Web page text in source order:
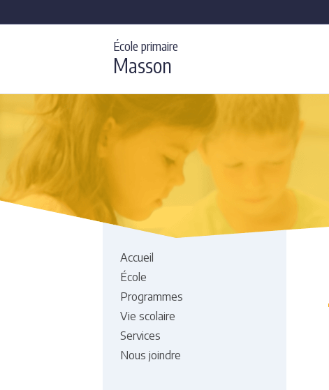
École primaire
Masson
Accueil
École
Programmes
Vie scolaire
Services
Nous joindre